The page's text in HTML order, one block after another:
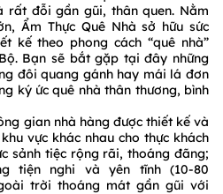
rất đỗi gần gũi, thân quen. Nằm
Ẩm Thực Quê Nhà sở hữu sức
kế theo phong cách “quê nhà”
Bạn sẽ bắt gặp tại đây những
đôi quang gánh hay mái lá đơn
ký ức quê nhà thân thương, bình
gian nhà hàng được thiết kế và
vực khác nhau cho thực khách
sảnh tiệc rộng rãi, thoáng đãng;
tiện nghi và yên tĩnh (10-80
trời thoáng mát gần gũi với